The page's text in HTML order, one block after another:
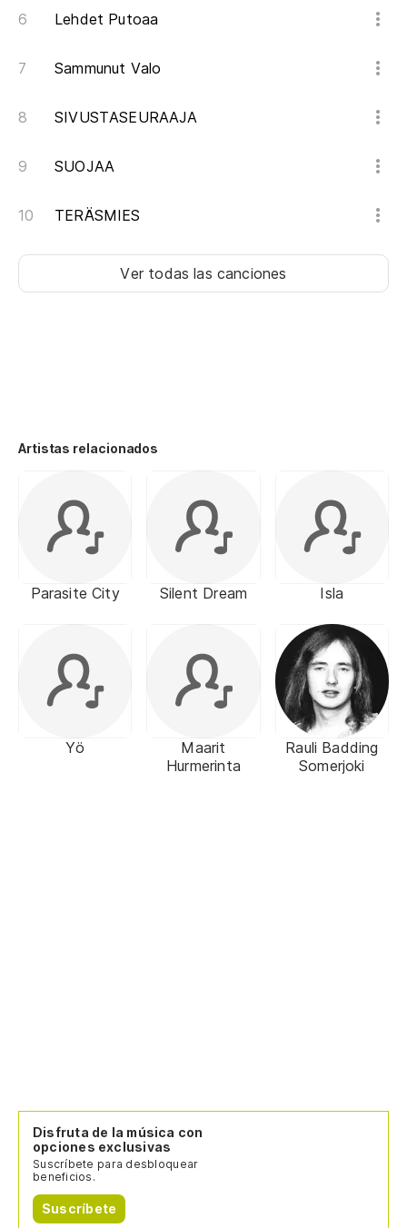
Lehdet Putoaa
Sammunut Valo
SIVUSTASEURAAJA
SUOJAA
TERÄSMIES
Ver todas las canciones
Artistas relacionados
Parasite City Silent Dream Isla
Yö
Maarit
Hurmerinta
Rauli Badding
Somerjoki
Disfruta de la música con
opciones exclusivas
Suscríbete para desbloquear
beneficios.
Suscríbete